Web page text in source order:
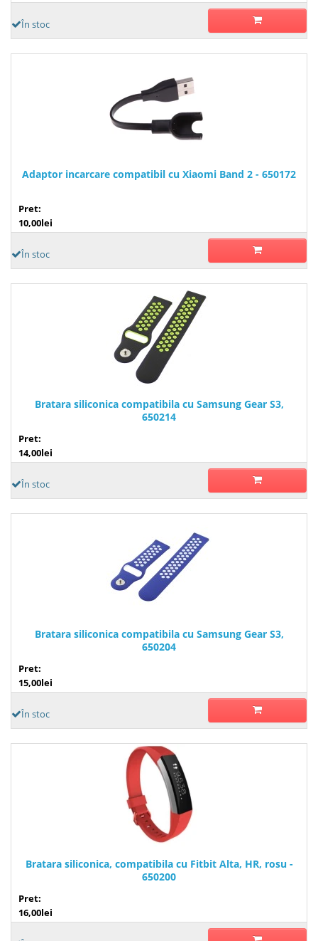
În stoc
Adaptor incarcare compatibil cu Xiaomi Band 2 - 650172
Pret:
10,00lei
În stoc
Bratara siliconica compatibila cu Samsung Gear S3,
650214
Pret:
14,00lei
În stoc
Bratara siliconica compatibila cu Samsung Gear S3,
650204
Pret:
15,00lei
În stoc
Bratara siliconica, compatibila cu Fitbit Alta, HR, rosu -
650200
Pret:
16,00lei